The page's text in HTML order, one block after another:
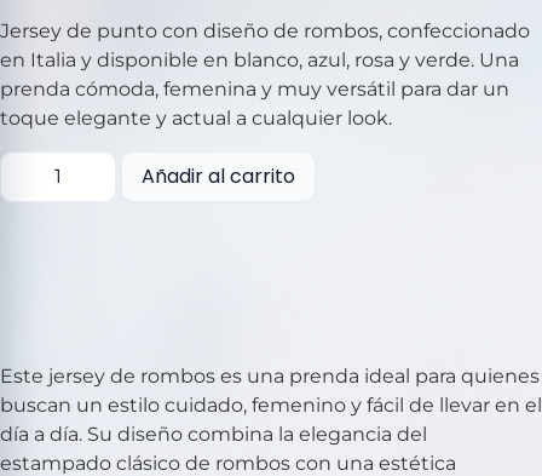
Jersey de punto con diseño de rombos, confeccionado
en Italia y disponible en blanco, azul, rosa y verde. Una
prenda cómoda, femenina y muy versátil para dar un
toque elegante y actual a cualquier look.
Añadir al carrito
Este jersey de rombos es una prenda ideal para quienes
buscan un estilo cuidado, femenino y fácil de llevar en el
día a día. Su diseño combina la elegancia del
estampado clásico de rombos con una estética